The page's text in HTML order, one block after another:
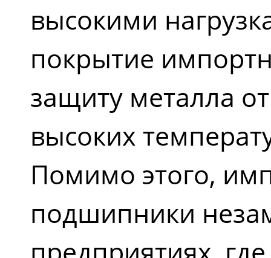
высокими
покрытие
защиту металла
высоких
Помимо этого,
подшипники